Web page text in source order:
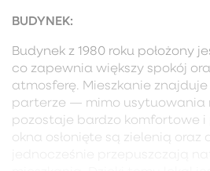
BUDYNEK:
Budynek z 1980 roku położony
co zapewnia większy spokój
atmosferę. Mieszkanie
parterze — mimo usytuowania
pozostaje bardzo komfortowe
okna osłonięte są zielenią oraz